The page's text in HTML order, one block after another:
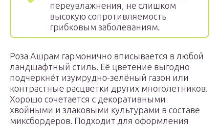
переувлажнения, не слишком
высокую сопротивляемость
грибковым заболеваниям.
Роза Ашрам гармонично вписывается в любой
ландшафтный стиль. Её цветение выгодно
подчеркнёт изумрудно-зелёный газон или
контрастные расцветки других многолетников.
Хорошо сочетается с декоративными
хвойными и злаковыми культурами в составе
миксбордеров. Подходит для оформления